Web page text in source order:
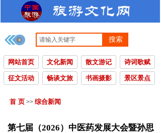
搜索
网站首页 文化新闻 散文游记 诗词歌赋
征文活动 畅谈文旅 书画摄影 景区景点
首 页 >> 综合新闻
第七届（2026）中医药发展大会暨孙思